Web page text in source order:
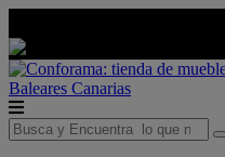
Baleares Canarias